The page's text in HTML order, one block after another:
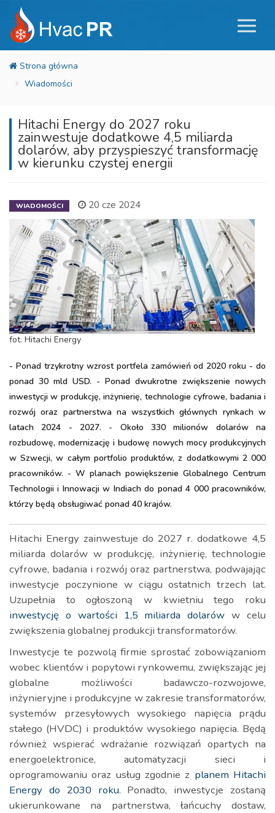
Wiadomości
Hitachi Energy do 2027 roku
zainwestuje dodatkowe 4,5 miliarda
dolarów, aby przyspieszyć transformację
w kierunku czystej energii
WIADOMOŚCI 20 cze 2024
fot. Hitachi Energy
- Ponad trzykrotny wzrost portfela zamówień od 2020 roku - do
ponad 30 mld USD. - Ponad dwukrotne zwiększenie nowych
inwestycji w produkcję, inżynierię, technologie cyfrowe, badania i
rozwój oraz partnerstwa na wszystkich głównych rynkach w
latach 2024 - 2027. - Około 330 milionów dolarów na
rozbudowę, modernizację i budowę nowych mocy produkcyjnych
w Szwecji, w całym portfolio produktów, z dodatkowymi 2 000
pracowników. - W planach powiększenie Globalnego Centrum
Technologii i Innowacji w Indiach do ponad 4 000 pracowników,
którzy będą obsługiwać ponad 40 krajów.
Hitachi Energy zainwestuje do 2027 r. dodatkowe 4,5
miliarda dolarów w produkcję, inżynierię, technologie
cyfrowe, badania i rozwój oraz partnerstwa, podwajając
inwestycje poczynione w ciągu ostatnich trzech lat.
Uzupełnia to ogłoszoną w kwietniu tego roku
inwestycję o wartości 1,5 miliarda dolarów w celu
zwiększenia globalnej produkcji transformatorów.
Inwestycje te pozwolą firmie sprostać zobowiązaniom
wobec klientów i popytowi rynkowemu, zwiększając jej
globalne możliwości badawczo-rozwojowe,
inżynieryjne i produkcyjne w zakresie transformatorów,
systemów przesyłowych wysokiego napięcia prądu
stałego (HVDC) i produktów wysokiego napięcia. Będą
również wspierać wdrażanie rozwiązań opartych na
energoelektronice, automatyzacji sieci i
oprogramowaniu oraz usług zgodnie z planem Hitachi
Energy do 2030 roku. Ponadto, inwestycje zostaną
ukierunkowane na partnerstwa, łańcuchy dostaw,